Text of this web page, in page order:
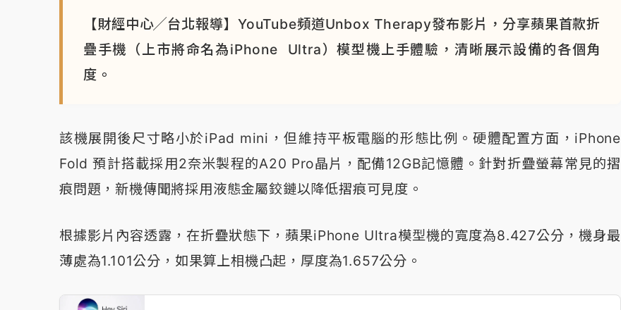
【財經中心╱台北報導】YouTube頻道Unbox Therapy發布影片，分享蘋果首款折
疊手機（上市將命名為iPhone Ultra）模型機上手體驗，清晰展示設備的各個角
度。
該機展開後尺寸略小於iPad mini，但維持平板電腦的形態比例。硬體配置方面，iPhone
Fold 預計搭載採用2奈米製程的A20 Pro晶片，配備12GB記憶體。針對折疊螢幕常見的摺
痕問題，新機傳聞將採用液態金屬鉸鏈以降低摺痕可見度。
根據影片內容透露，在折疊狀態下，蘋果iPhone Ultra模型機的寬度為8.427公分，機身最
薄處為1.101公分，如果算上相機凸起，厚度為1.657公分。